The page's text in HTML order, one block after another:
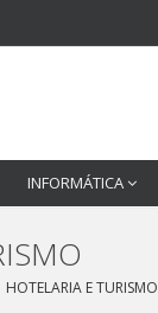
INFORMÁTICA
HOTELARIA E TURISMO